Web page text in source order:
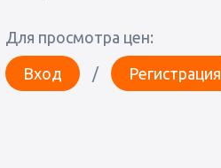
Для просмотра цен:
Вход / Регистрация